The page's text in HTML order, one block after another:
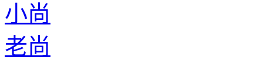
小尚
老尚